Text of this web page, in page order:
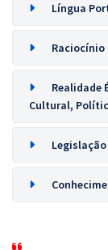
Língua
Realidade
Cultural,